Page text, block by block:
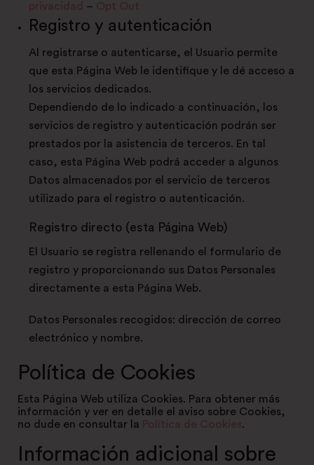
privacidad
– Opt Out
Registro y autenticación
Al registrarse o autenticarse, el Usuario permite
que esta Página Web le identifique y le dé acceso a
los servicios dedicados.
Dependiendo de lo indicado a continuación, los
servicios de registro y autenticación podrán ser
prestados por la asistencia de terceros. En tal
caso, esta Página Web podrá acceder a algunos
Datos almacenados por el servicio de terceros
utilizado para el registro o autenticación.
Registro directo (esta Página Web)
El Usuario se registra rellenando el formulario de
registro y proporcionando sus Datos Personales
directamente a esta Página Web.
Datos Personales recogidos: dirección de correo
electrónico y nombre.
Política de Cookies
Esta Página Web utiliza Cookies. Para obtener más
información y ver en detalle el aviso sobre Cookies,
no dude en consultar la Política de Cookies.
Información adicional sobre